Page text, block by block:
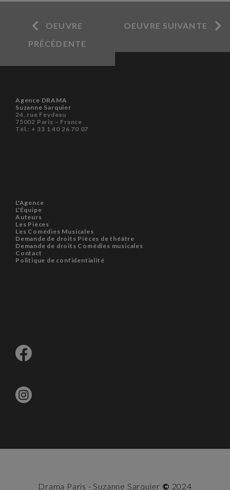
OEUVRE
PRÉCÉDENTE
OEUVRE SUIVANTE
Agence DRAMA
Suzanne Sarquier
24, rue Feydeau
75002 Paris – France
Tél.: + 33 1 40 26 70 07
L'Agence
L'Équipe
Auteurs
Les Pièces
Les Comédies Musicales
Demande de droits Pièces de théâtre
Demande de droits Comédies musicales
Contact
Politique de confidentialité
Drama Paris - Suzanne Sarquier © 2024